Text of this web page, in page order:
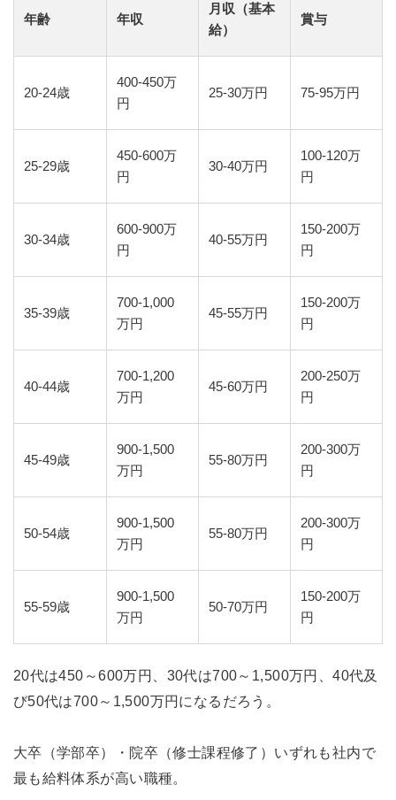
年齢 年収
月収（基本
給）
賞与
20-24歳
400-450万
円
25-30万円 75-95万円
25-29歳
450-600万
円
30-40万円
100-120万
円
30-34歳
600-900万
円
40-55万円
150-200万
円
35-39歳
700-1,000
万円
45-55万円
150-200万
円
40-44歳
700-1,200
万円
45-60万円
200-250万
円
45-49歳
900-1,500
万円
55-80万円
200-300万
円
50-54歳
900-1,500
万円
55-80万円
200-300万
円
55-59歳
900-1,500
万円
50-70万円
150-200万
円
20代は450～600万円、30代は700～1,500万円、40代及
び50代は700～1,500万円になるだろう。
大卒（学部卒）・院卒（修士課程修了）いずれも社内で
最も給料体系が高い職種。